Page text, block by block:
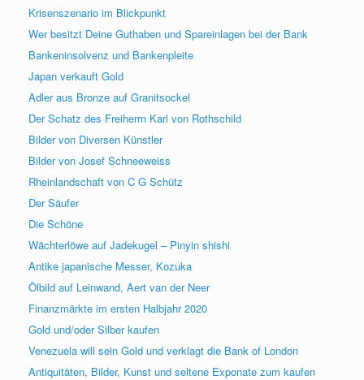
Krisenszenario im Blickpunkt
Wer besitzt Deine Guthaben und Spareinlagen bei der Bank
Bankeninsolvenz und Bankenpleite
Japan verkauft Gold
Adler aus Bronze auf Granitsockel
Der Schatz des Freiherrn Karl von Rothschild
Bilder von Diversen Künstler
Bilder von Josef Schneeweiss
Rheinlandschaft von C G Schütz
Der Säufer
Die Schöne
Wächterlöwe auf Jadekugel – Pinyin shishi
Antike japanische Messer, Kozuka
Ölbild auf Leinwand, Aert van der Neer
Finanzmärkte im ersten Halbjahr 2020
Gold und/oder Silber kaufen
Venezuela will sein Gold und verklagt die Bank of London
Antiquitäten, Bilder, Kunst und seltene Exponate zum kaufen